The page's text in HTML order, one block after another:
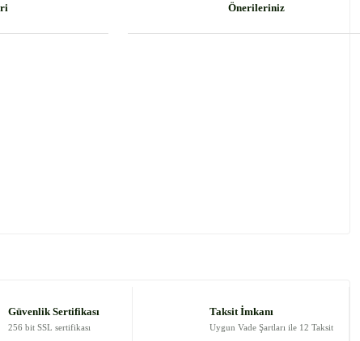
Önerileriniz
Güvenlik Sertifikası
256 bit SSL sertifikası
Taksit İmkanı
Uygun Vade Şartları ile 12 Taksit